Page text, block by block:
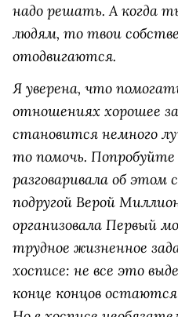
надо решать. А когда
людям, то твои
отодвигаются.
Я уверена, что
отношениях хорошее
становится немного
то помочь.
разговаривала об этом
подругой Верой
организовала Первый
трудное жизненное
хосписе: не все это
конце концов